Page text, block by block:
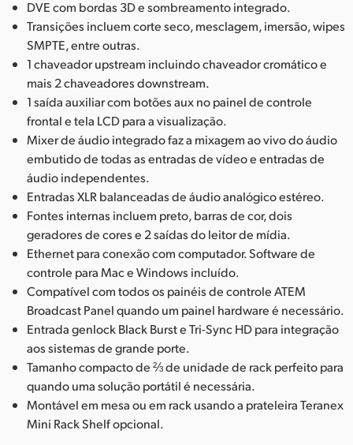
DVE com bordas 3D e sombreamento integrado.
Transições incluem corte seco, mesclagem, imersão, wipes
SMPTE, entre outras.
1 chaveador upstream incluindo chaveador cromático e
mais 2 chaveadores downstream.
1 saída auxiliar com botões aux no painel de controle
frontal e tela LCD para a visualização.
Mixer de áudio integrado faz a mixagem ao vivo do áudio
embutido de todas as entradas de vídeo e entradas de
áudio independentes.
Entradas XLR balanceadas de áudio analógico estéreo.
Fontes internas incluem preto, barras de cor, dois
geradores de cores e 2 saídas do leitor de mídia.
Ethernet para conexão com computador. Software de
controle para Mac e Windows incluído.
Compatível com todos os painéis de controle ATEM
Broadcast Panel quando um painel hardware é necessário.
Entrada genlock Black Burst e Tri-Sync HD para integração
aos sistemas de grande porte.
Tamanho compacto de ⅔ de unidade de rack perfeito para
quando uma solução portátil é necessária.
Montável em mesa ou em rack usando a prateleira Teranex
Mini Rack Shelf opcional.